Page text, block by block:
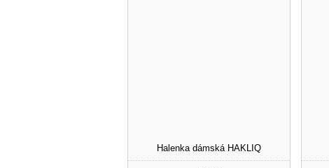
Halenka dámská HAKLIQ